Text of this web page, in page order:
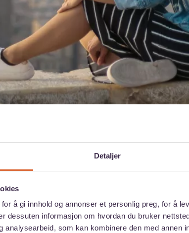
Detaljer
å gi innhold og annonser et personlig preg, for å
dessuten informasjon om hvordan du bruker
analysearbeid, som kan kombinere den med annen
andre sider ved byer og land
eller en helt spesiell butikk som
en sang, en film eller annen
tenke på studielandet eller -byen